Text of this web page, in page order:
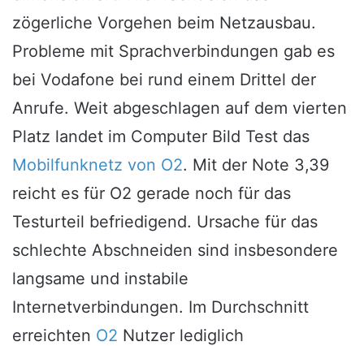
zögerliche Vorgehen beim Netzausbau.
Probleme mit Sprachverbindungen gab es
bei Vodafone bei rund einem Drittel der
Anrufe. Weit abgeschlagen auf dem vierten
Platz landet im Computer Bild Test das
Mobilfunknetz von O2. Mit der Note 3,39
reicht es für O2 gerade noch für das
Testurteil befriedigend. Ursache für das
schlechte Abschneiden sind insbesondere
langsame und instabile
Internetverbindungen. Im Durchschnitt
erreichten O2 Nutzer lediglich